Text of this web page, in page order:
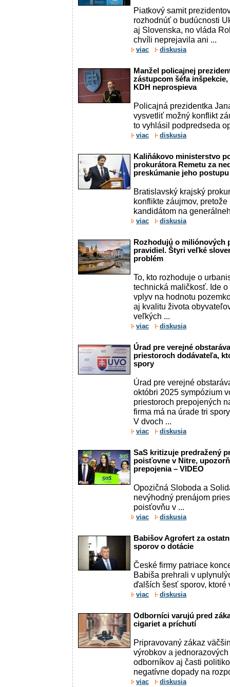
Piatkový samit
rozhodnúť o budúcnosti
aj Slovenska, no vláda
chvíli neprejavila ani ...
viac diskusia
Manžel policajnej
zástupcom šéfa
KDH neprospieva
Policajná prezidentka
vysvetliť možný konflikt
to vyhlásil podpredseda
viac diskusia
Kaliňákovo ministerstvo
prokurátora Remetu za
preskúmanie jeho postupu
Bratislavský krajský
konflikte záujmov,
kandidátom na
viac diskusia
Rozhodujú o miliónových
pravidiel. Štyri veľké
problém
To, kto rozhoduje o
technická maličkosť. Ide
vplyv na hodnotu
aj kvalitu života
veľkých ...
viac diskusia
Úrad pre verejné
priestoroch dodávateľa,
spory
Úrad pre verejné
októbri 2025 sympózium
priestoroch prepojených
firma má na úrade tri
V dvoch ...
viac diskusia
SaS kritizuje predražený
poisťovne v Nitre,
prepojenia – VIDEO
Opozičná Sloboda a
nevýhodný prenájom
poisťovňu v ...
viac diskusia
Babišov Agrofert za
sporov o dotácie
České firmy patriace
Babiša prehrali v
ďalších šesť sporov, ktoré
viac diskusia
Odborníci varujú pred
cigariet a príchutí
Pripravovaný zákaz
výrobkov a
odborníkov aj časti
negatívne dopady na
viac diskusia